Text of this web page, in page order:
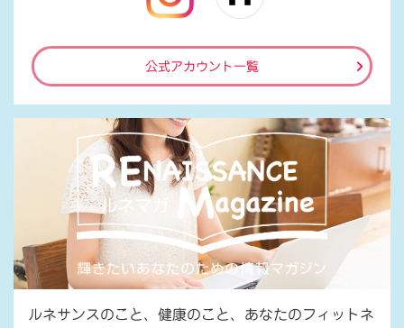
公式アカウント一覧
ルネサンスのこと、健康のこと、あなたのフィットネ